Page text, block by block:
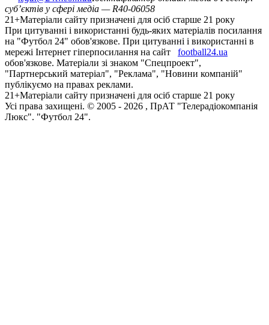
суб’єктів у сфері медіа — R40-06058
21+Матеріали сайту призначені для осіб старше 21 року
При цитуванні і використанні будь-яких матеріалів посилання
на "Футбол 24" обов'язкове. При цитуванні і використанні в
мережі Інтернет гіперпосилання на сайт
football24.ua
обов'язкове. Матеріали зі знаком "Спецпроект",
"Партнерський матеріал", "Реклама", "Новини компаній"
публікуємо на правах реклами.
21+Матеріали сайту призначені для осіб старше 21 року
Усi права захищенi. © 2005 - 2026 , ПрАТ "Телерадіокомпанія
Люкс". "Футбол 24".